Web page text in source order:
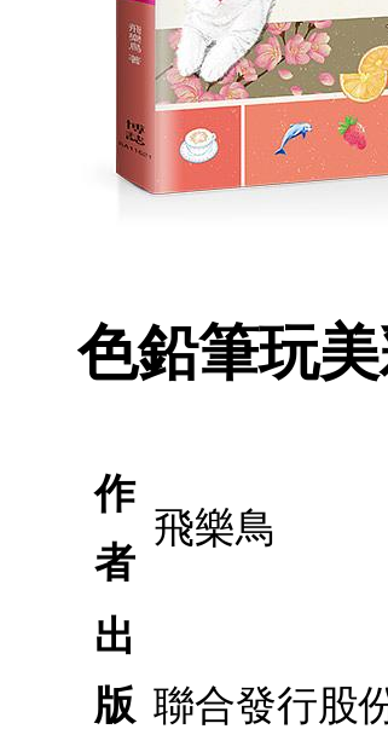
色鉛筆玩
作
者
飛樂鳥
出
版 聯合發行股